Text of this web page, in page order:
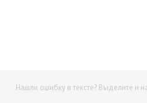
Нашли ошибку в тексте? Выделите и